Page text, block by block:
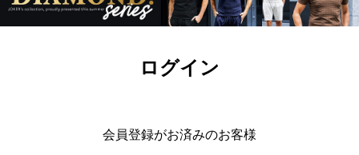
ログイン
会員登録がお済みのお客様